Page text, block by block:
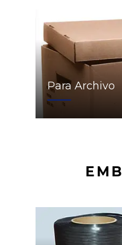
Para Archivo